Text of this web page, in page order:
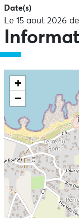
Date(s)
Le 15 aout 2026
+
−